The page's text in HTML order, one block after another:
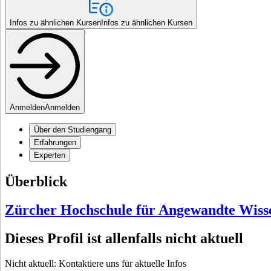
Infos zu ähnlichen Kursen Infos zu ähnlichen Kursen
AnmeldenAnmelden
Über den Studiengang
Erfahrungen
Experten
Überblick
Zürcher Hochschule für Angewandte
Dieses Profil ist allenfalls nicht aktuell
Nicht aktuell: Kontaktiere uns für aktuelle Infos